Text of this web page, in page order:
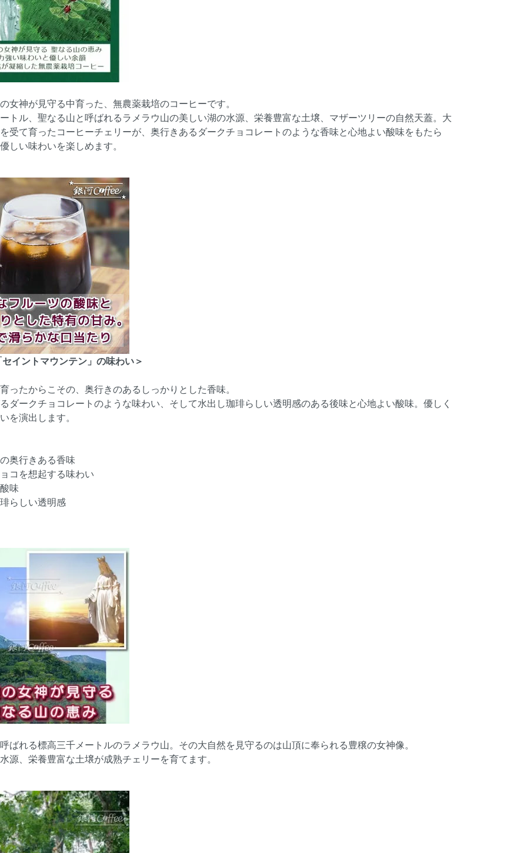
女神が見守る中育った、無農薬栽培のコーヒーです。
トル、聖なる山と呼ばれるラメラウ山の美しい湖の水源、栄養豊富な土壌、マザーツリーの自然天蓋。大
受て育ったコーヒーチェリーが、奥行きあるダークチョコレートのような香味と心地よい酸味をもたら
しい味わいを楽しめます。
セイントマウンテン」の味わい＞
ったからこその、奥行きのあるしっかりとした香味。
ダークチョコレートのような味わい、そして水出し珈琲らしい透明感のある後味と心地よい酸味。優しく
を演出します。
奥行きある香味
コを想起する味わい
味
らしい透明感
ばれる標高三千メートルのラメラウ山。その大自然を見守るのは山頂に奉られる豊穣の女神像。
源、栄養豊富な土壌が成熟チェリーを育てます。